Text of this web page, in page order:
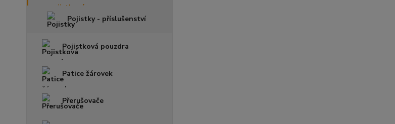
Pojistky - příslušenství
Pojistková pouzdra
Patice žárovek
Přerušovače